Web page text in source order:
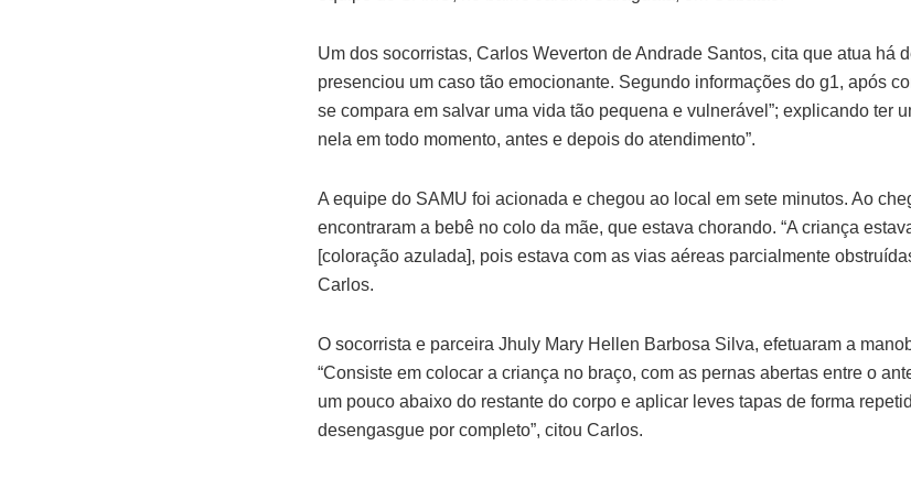
Um dos socorristas, Carlos Weverton de Andrade Santos, cita que atua há
presenciou um caso tão emocionante. Segundo informações do g1, após
se compara em salvar uma vida tão pequena e vulnerável”; explicando ter
nela em todo momento, antes e depois do atendimento”.
A equipe do SAMU foi acionada e chegou ao local em sete minutos. Ao
encontraram a bebê no colo da mãe, que estava chorando. “A criança
[coloração azulada], pois estava com as vias aéreas parcialmente
Carlos.
O socorrista e parceira Jhuly Mary Hellen Barbosa Silva, efetuaram a
“Consiste em colocar a criança no braço, com as pernas abertas entre o
um pouco abaixo do restante do corpo e aplicar leves tapas de forma
desengasgue por completo”, citou Carlos.